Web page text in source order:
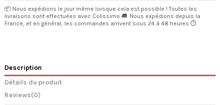
📦 Nous expédions le jour même lorsque cela est possible ! Toutes les
livraisons sont effectuées avec Colissimo 🚚. Nous expédions depuis la
France, et en général, les commandes arrivent sous 24 à 48 heures ⏱️.
Description
Détails du produit
Reviews(0)